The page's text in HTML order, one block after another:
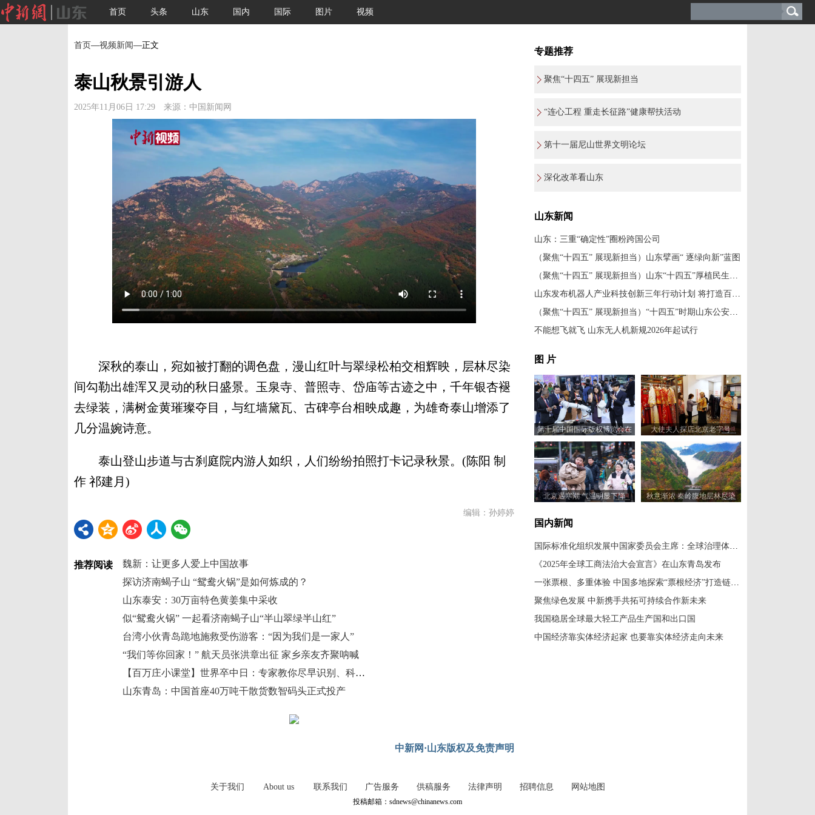
首页 头条 山东 国内 国际 图片 视频
首页—视频新闻—正文
泰山秋景引游人
2025年11月06日 17:29 来源：中国新闻网
深秋的泰山，宛如被打翻的调色盘，漫山红叶与翠绿松柏交相辉映，层林尽染
间勾勒出雄浑又灵动的秋日盛景。玉泉寺、普照寺、岱庙等古迹之中，千年银杏褪
去绿装，满树金黄璀璨夺目，与红墙黛瓦、古碑亭台相映成趣，为雄奇泰山增添了
几分温婉诗意。
泰山登山步道与古刹庭院内游人如织，人们纷纷拍照打卡记录秋景。(陈阳 制
作 祁建月)
编辑：孙婷婷
推荐阅读
魏新：让更多人爱上中国故事
探访济南蝎子山 “鸳鸯火锅”是如何炼成的？
山东泰安：30万亩特色黄姜集中采收
似“鸳鸯火锅” 一起看济南蝎子山“半山翠绿半山红”
台湾小伙青岛跪地施救受伤游客：“因为我们是一家人”
“我们等你回家！” 航天员张洪章出征 家乡亲友齐聚呐喊
【百万庄小课堂】世界卒中日：专家教你尽早识别、科学防治卒中
山东青岛：中国首座40万吨干散货数智码头正式投产
中新网·山东版权及免责声明
专题推荐
聚焦“十四五” 展现新担当
“连心工程 重走长征路”健康帮扶活动
第十一届尼山世界文明论坛
深化改革看山东
山东新闻
山东：三重“确定性”圈粉跨国公司
（聚焦“十四五” 展现新担当）山东擘画“ 逐绿向新”蓝图
（聚焦“十四五” 展现新担当）山东“十四五”厚植民生沃土 绘就暖心答卷
山东发布机器人产业科技创新三年行动计划 将打造百个机器人赋能应用场景
（聚焦“十四五” 展现新担当）“十四五”时期山东公安工作成效显著 社会治安大局持续稳定
不能想飞就飞 山东无人机新规2026年起试行
图 片
第十届中国国际版权博览会在
山东青岛开幕
大使夫人探店北京老字号
北京遇寒潮 气温明显下降 秋意渐浓 秦岭腹地层林尽染
国内新闻
国际标准化组织发展中国家委员会主席：全球治理体系改革应共建共享
《2025年全球工商法治大会宣言》在山东青岛发布
一张票根、多重体验 中国多地探索“票根经济”打造链式消费新场景
聚焦绿色发展 中新携手共拓可持续合作新未来
我国稳居全球最大轻工产品生产国和出口国
中国经济靠实体经济起家 也要靠实体经济走向未来
关于我们 About us 联系我们 广告服务 供稿服务 法律声明 招聘信息 网站地图
投稿邮箱：sdnews@chinanews.com